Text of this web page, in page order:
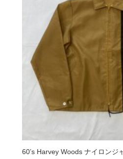
60’s Harvey Woods ナイロンジ